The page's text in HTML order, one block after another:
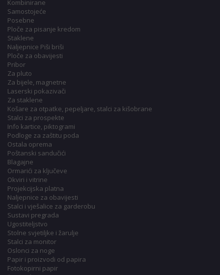
Kombinirane
Samostojeće
Posebne
Ploče za pisanje kredom
Staklene
Naljepnice Piši briši
Ploče za obavijesti
Pribor
Za pluto
Za bijele, magnetne
Laserski pokazivači
Za staklene
Košare za otpatke, pepeljare, stalci za kišobrane
Stalci za prospekte
Info kartice, piktogrami
Podloge za zaštitu poda
Ostala oprema
Poštanski sandučići
Blagajne
Ormarići za ključeve
Okviri i vitrine
Projekcijska platna
Naljepnice za obavijesti
Stalci i vješalice za garderobu
Sustavi pregrada
Ugostiteljstvo
Stolne svjetiljke i žarulje
Stalci za monitor
Oslonci za noge
Papir i proizvodi od papira
Fotokopirni papir